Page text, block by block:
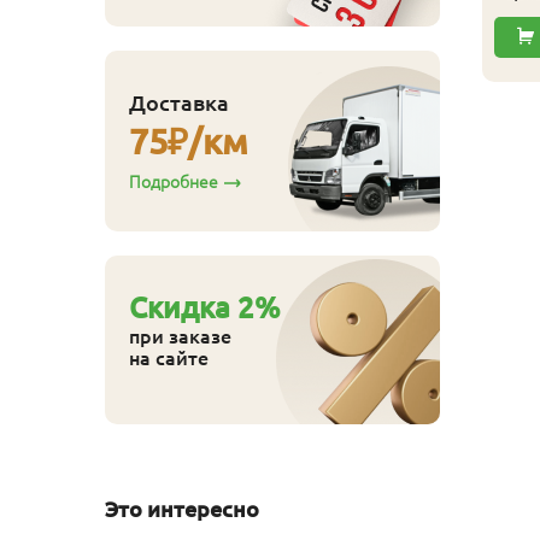
Доставка
75₽/км
Подробнее
Cкидка 2%
при заказе
на сайте
Это интересно